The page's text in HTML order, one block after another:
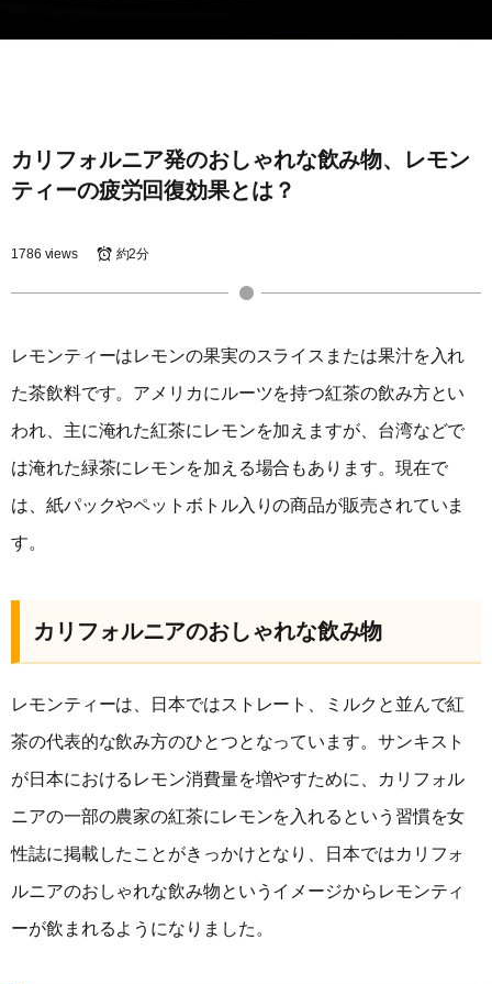
カリフォルニア発のおしゃれな飲み物、レモン
ティーの疲労回復効果とは？
1786 views 約2分
レモンティーはレモンの果実のスライスまたは果汁を入れ
た茶飲料です。アメリカにルーツを持つ紅茶の飲み方とい
われ、主に淹れた紅茶にレモンを加えますが、台湾などで
は淹れた緑茶にレモンを加える場合もあります。現在で
は、紙パックやペットボトル入りの商品が販売されていま
す。
カリフォルニアのおしゃれな飲み物
レモンティーは、日本ではストレート、ミルクと並んで紅
茶の代表的な飲み方のひとつとなっています。サンキスト
が日本におけるレモン消費量を増やすために、カリフォル
ニアの一部の農家の紅茶にレモンを入れるという習慣を女
性誌に掲載したことがきっかけとなり、日本ではカリフォ
ルニアのおしゃれな飲み物というイメージからレモンティ
ーが飲まれるようになりました。